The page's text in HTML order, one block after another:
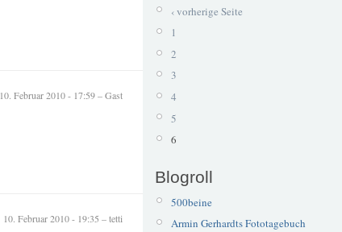
10. Februar 2010 - 17:59 – Gast
10. Februar 2010 - 19:35 – tetti
‹ vorherige Seite
1
2
3
4
5
6
Blogroll
500beine
Armin Gerhardts Fototagebuch